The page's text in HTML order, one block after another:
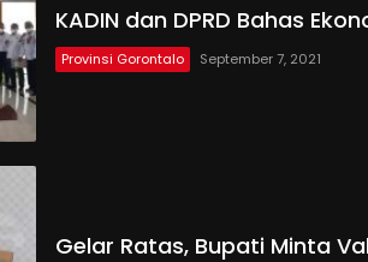
KADIN dan DPRD Bahas
Provinsi Gorontalo September 7, 2021
Gelar Ratas, Bupati Minta